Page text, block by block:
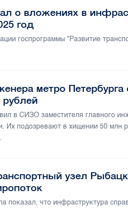
о вложениях в
год
госпрограммы "Развитие
метро
в СИЗО заместителя главного
Их подозревают в хищении 50 млн
узел
показал, что инфраструктура